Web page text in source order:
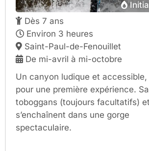
Dès 7 ans
Environ 3 heures
Saint-Paul-de-Fenouillet
De mi-avril à mi-octobre
Un canyon ludique et accessible,
pour une première expérience.
toboggans (toujours facultatifs)
s’enchaînent dans une gorge
spectaculaire.